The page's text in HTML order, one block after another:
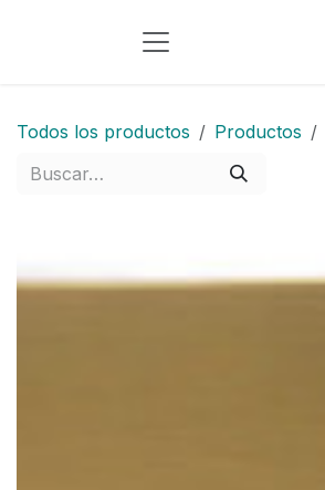
Todos los productos Productos